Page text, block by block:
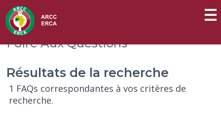
Foire Aux Questions
Résultats de la recherche
1 FAQs correspondantes à vos critères de
recherche.